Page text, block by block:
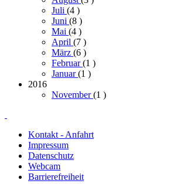
Juli (4 )
Juni (8 )
Mai (4 )
April (7 )
März (6 )
Februar(1 )
Januar(1 )
2016
November(1 )
Kontakt - Anfahrt
Impressum
Datenschutz
Webcam
Barrierefreiheit